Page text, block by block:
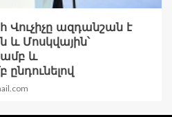
ազդանշան է
և Մոսկվային՝
և